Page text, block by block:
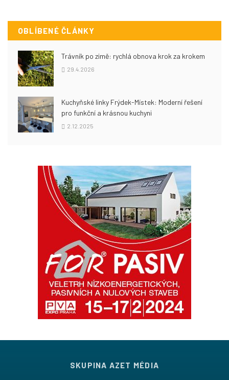
OBLÍBENÉ ČLÁNKY
Trávník po zimě: rychlá obnova krok za krokem
29.4.2026
Kuchyňské linky Frýdek-Místek: Moderní řešení
pro funkční a krásnou kuchyni
2.12.2025
SKUPINA AZET MÉDIA